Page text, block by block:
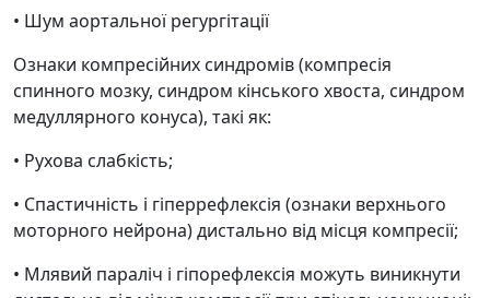
• Шум аортальної регургітації
Ознаки компресійних синдромів (компресія
спинного мозку, синдром кінського хвоста, синдром
медуллярного конуса), такі як:
• Рухова слабкість;
• Спастичність і гіперрефлексія (ознаки верхнього
моторного нейрона) дистально від місця компресії;
• Млявий параліч і гіпорефлексія можуть виникнути